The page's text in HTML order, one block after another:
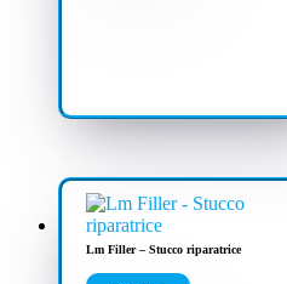
Lm Filler – Stucco riparatrice